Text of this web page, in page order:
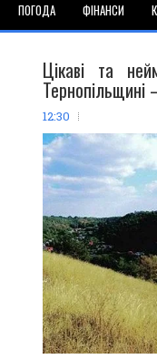
ПОГОДА ФІНАНСИ
Цікаві та
12:30